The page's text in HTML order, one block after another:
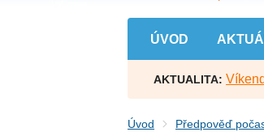
ÚVOD
AKTUALITA:
Úvod Předpověď